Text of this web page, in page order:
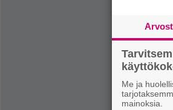
Me ja
mainoksia.